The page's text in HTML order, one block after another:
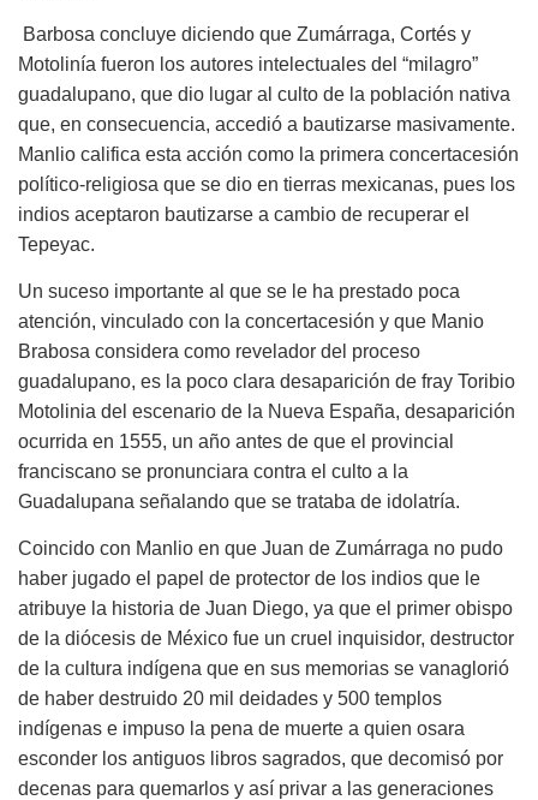
Barbosa concluye diciendo que Zumárraga, Cortés y
Motolinía fueron los autores intelectuales del “milagro”
guadalupano, que dio lugar al culto de la población nativa
que, en consecuencia, accedió a bautizarse masivamente.
Manlio califica esta acción como la primera concertacesión
político-religiosa que se dio en tierras mexicanas, pues los
indios aceptaron bautizarse a cambio de recuperar el
Tepeyac.
Un suceso importante al que se le ha prestado poca
atención, vinculado con la concertacesión y que Manio
Brabosa considera como revelador del proceso
guadalupano, es la poco clara desaparición de fray Toribio
Motolinia del escenario de la Nueva España, desaparición
ocurrida en 1555, un año antes de que el provincial
franciscano se pronunciara contra el culto a la
Guadalupana señalando que se trataba de idolatría.
Coincido con Manlio en que Juan de Zumárraga no pudo
haber jugado el papel de protector de los indios que le
atribuye la historia de Juan Diego, ya que el primer obispo
de la diócesis de México fue un cruel inquisidor, destructor
de la cultura indígena que en sus memorias se vanaglorió
de haber destruido 20 mil deidades y 500 templos
indígenas e impuso la pena de muerte a quien osara
esconder los antiguos libros sagrados, que decomisó por
decenas para quemarlos y así privar a las generaciones